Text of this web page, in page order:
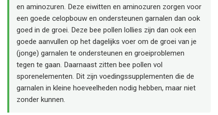
en aminozuren. Deze eiwitten en aminozuren zorgen voor
een goede celopbouw en ondersteunen garnalen dan ook
goed in de groei. Deze bee pollen lollies zijn dan ook een
goede aanvullen op het dagelijks voer om de groei van je
(jonge) garnalen te ondersteunen en groeiproblemen
tegen te gaan. Daarnaast zitten bee pollen vol
sporenelementen. Dit zijn voedingssupplementen die de
garnalen in kleine hoeveelheden nodig hebben, maar niet
zonder kunnen.